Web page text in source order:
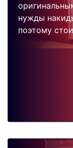
нужды
поэтому